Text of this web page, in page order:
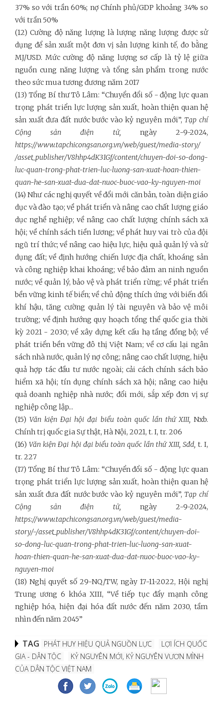
37% so với trần 60%; nợ Chính phủ/GDP khoảng 34% so
với trần 50%
(12) Cường độ năng lượng là lượng năng lượng được sử
dụng để sản xuất một đơn vị sản lượng kinh tế, đo bằng
MJ/USD. Mức cường độ năng lượng sơ cấp là tỷ lệ giữa
nguồn cung năng lượng và tổng sản phẩm trong nước
theo sức mua tương đương năm 2017
(13) Tổng Bí thư Tô Lâm: “Chuyển đổi số - động lực quan
trọng phát triển lực lượng sản xuất, hoàn thiện quan hệ
sản xuất đưa đất nước bước vào kỷ nguyên mới”, Tạp chí
Cộng sản điện tử, ngày 2-9-2024,
https://www.tapchicongsan.org.vn/web/guest/media-story/
/asset_publisher/V8hhp4dK31Gf/content/chuyen-doi-so-dong-
luc-quan-trong-phat-trien-luc-luong-san-xuat-hoan-thien-
quan-he-san-xuat-dua-dat-nuoc-buoc-vao-ky-nguyen-moi
(14) Như các nghị quyết về đổi mới căn bản, toàn diện giáo
dục và đào tạo; về phát triển và nâng cao chất lượng giáo
dục nghề nghiệp; về nâng cao chất lượng chính sách xã
hội; về chính sách tiền lương; về phát huy vai trò của đội
ngũ trí thức; về nâng cao hiệu lực, hiệu quả quản lý và sử
dụng đất; về định hướng chiến lược địa chất, khoáng sản
và công nghiệp khai khoáng; về bảo đảm an ninh nguồn
nước; về quản lý, bảo vệ và phát triển rừng; về phát triển
bền vững kinh tế biển; về chủ động thích ứng với biến đổi
khí hậu, tăng cường quản lý tài nguyên và bảo vệ môi
trường; về định hướng quy hoạch tổng thể quốc gia thời
kỳ 2021 - 2030; về xây dựng kết cấu hạ tầng đồng bộ; về
phát triển bền vững đô thị Việt Nam; về cơ cấu lại ngân
sách nhà nước, quản lý nợ công; nâng cao chất lượng, hiệu
quả hợp tác đầu tư nước ngoài; cải cách chính sách bảo
hiểm xã hội; tín dụng chính sách xã hội; nâng cao hiệu
quả doanh nghiệp nhà nước; đổi mới, sắp xếp đơn vị sự
nghiệp công lập...
(15)Văn kiện Đại hội đại biểu toàn quốc lần thứ XIII, Nxb.
Chính trị quốc gia Sự thật, Hà Nội, 2021, t. I, tr. 206
(16)Văn kiện Đại hội đại biểu toàn quốc lần thứ XIII, Sđd, t. I,
tr. 227
(17) Tổng Bí thư Tô Lâm: “Chuyển đổi số - động lực quan
trọng phát triển lực lượng sản xuất, hoàn thiện quan hệ
sản xuất đưa đất nước bước vào kỷ nguyên mới”, Tạp chí
Cộng sản điện tử, ngày 2-9-2024,
https://www.tapchicongsan.org.vn/web/guest/media-
story/-/asset_publisher/V8hhp4dK31Gf/content/chuyen-doi-
so-dong-luc-quan-trong-phat-trien-luc-luong-san-xuat-
hoan-thien-quan-he-san-xuat-dua-dat-nuoc-buoc-vao-ky-
nguyen-moi
(18) Nghị quyết số 29-NQ/TW, ngày 17-11-2022, Hội nghị
Trung ương 6 khóa XIII, “Về tiếp tục đẩy mạnh công
nghiệp hóa, hiện đại hóa đất nước đến năm 2030, tầm
nhìn đến năm 2045”
TAG PHÁT HUY HIỆU QUẢ NGUỒN LỰC
LỢI ÍCH QUỐC
GIA - DÂN TỘC
KỶ NGUYÊN MỚI, KỶ NGUYÊN VƯƠN MÌNH
CỦA DÂN TỘC VIỆT NAM